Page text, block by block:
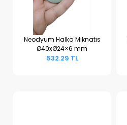
Sepete Ekle
Neodyum Halka Mıknatıs
Ø40xØ24×6 mm
532.29 TL